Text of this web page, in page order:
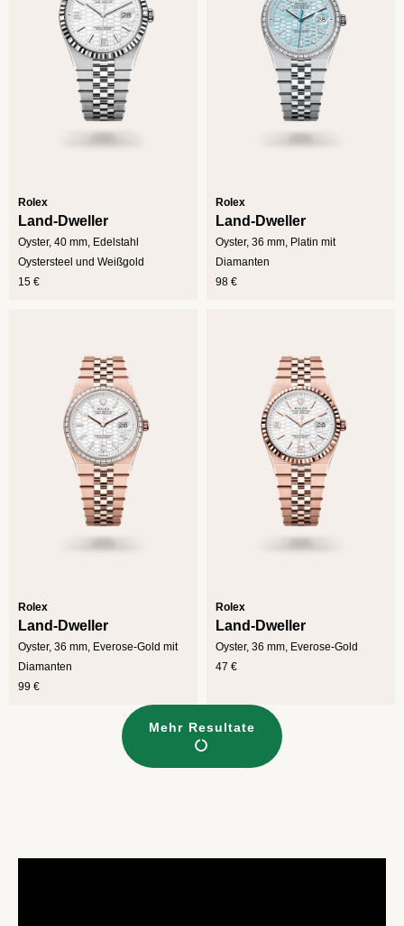
Rolex
Land-Dweller
Oyster, 40 mm, Edelstahl
Oystersteel und Weißgold
15 €
Rolex
Land-Dweller
Oyster, 36 mm, Platin mit
Diamanten
98 €
Rolex
Land-Dweller
Oyster, 36 mm, Everose-Gold mit
Diamanten
99 €
Rolex
Land-Dweller
Oyster, 36 mm, Everose-Gold
47 €
Mehr Resultate